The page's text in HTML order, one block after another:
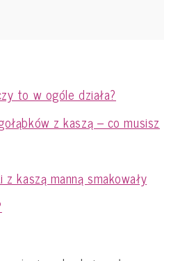
to w ogóle działa?
z kaszą – co musisz
kaszą manną smakowały